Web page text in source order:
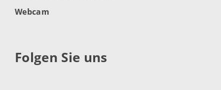
Webcam
Folgen Sie uns